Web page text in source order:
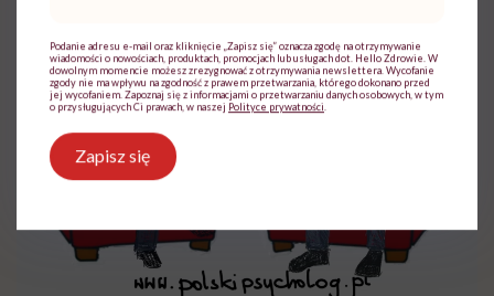
Podanie adresu e-mail oraz kliknięcie „Zapisz się” oznacza zgodę na otrzymywanie
wiadomości o nowościach, produktach, promocjach lub usługach dot. Hello Zdrowie. W
dowolnym momencie możesz zrezygnować z otrzymywania newslettera. Wycofanie
zgody nie ma wpływu na zgodność z prawem przetwarzania, którego dokonano przed
jej wycofaniem. Zapoznaj się z informacjami o przetwarzaniu danych osobowych, w tym
o przysługujących Ci prawach, w naszej Polityce prywatności
Zapisz się